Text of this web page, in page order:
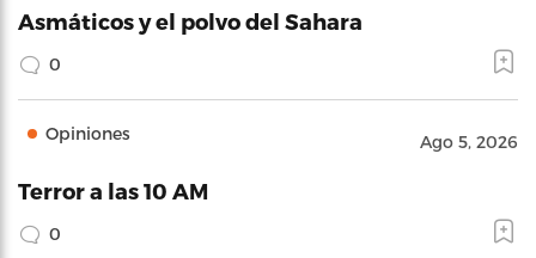
Asmáticos y el polvo del Sahara
0
Opiniones Ago 5, 2026
Terror a las 10 AM
0